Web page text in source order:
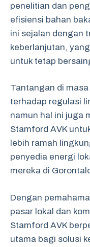
penelitian dan
efisiensi bahan
ini sejalan dengan
keberlanjutan,
untuk tetap
Tantangan di
terhadap regulasi
namun hal ini juga
Stamford AVK
lebih ramah
penyedia energi
mereka di
Dengan
pasar lokal dan
Stamford AVK
utama bagi solusi